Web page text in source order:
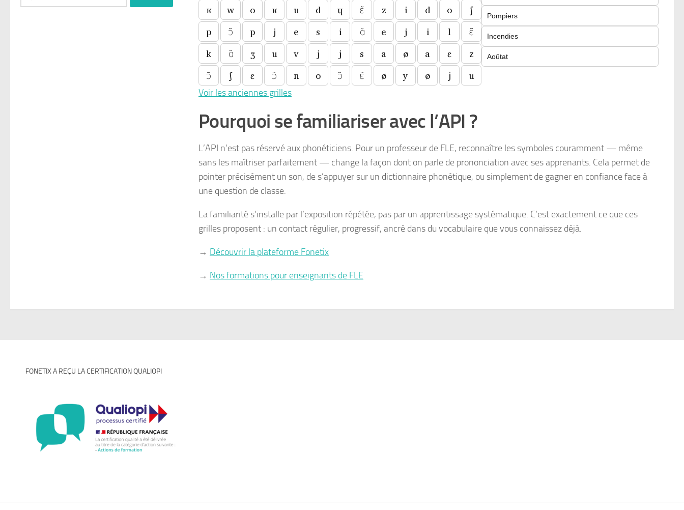
ʁ
w o ʁ u d ɥ ɛ̃ z i d o
ʃ
p
ɔ̃ p j e s i ɑ̃ e j i l
ɛ̃
k
ɑ̃ ʒ u v j j s a ø a ɛ
z
ɔ̃
ʃ ɛ ɔ̃ n o ɔ̃ ɛ̃ ø y ø j u
Pompiers
Incendies
Aoûtat
Voir les anciennes grilles
Pourquoi se familiariser avec l’API ?
L’API n’est pas réservé aux phonéticiens. Pour un professeur de FLE, reconnaître les symboles couramment — même
sans les maîtriser parfaitement — change la façon dont on parle de prononciation avec ses apprenants. Cela permet de
pointer précisément un son, de s’appuyer sur un dictionnaire phonétique, ou simplement de gagner en confiance face à
une question de classe.
La familiarité s’installe par l’exposition répétée, pas par un apprentissage systématique. C’est exactement ce que ces
grilles proposent : un contact régulier, progressif, ancré dans du vocabulaire que vous connaissez déjà.
→ Découvrir la plateforme Fonetix
→ Nos formations pour enseignants de FLE
FONETIX A REÇU LA CERTIFICATION QUALIOPI